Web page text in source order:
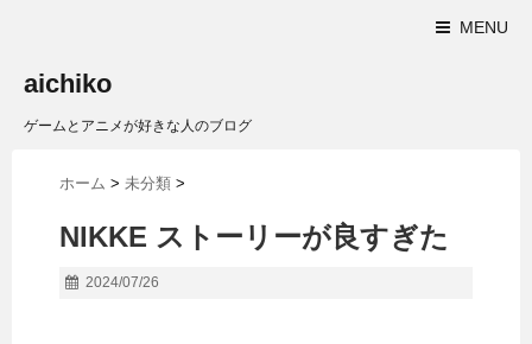
MENU
aichiko
ゲームとアニメが好きな人のブログ
ホーム > 未分類 >
NIKKE ストーリーが良すぎた
2024/07/26